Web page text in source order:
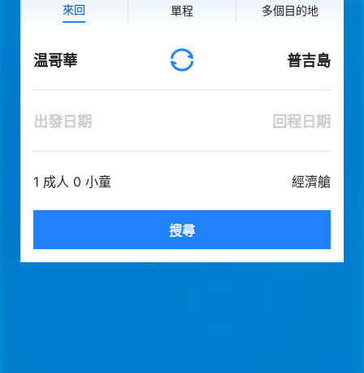
來回 單程 多個目的地
温哥華 普吉島
出發日期 回程日期
1 成人 0 小童 經濟艙
搜尋